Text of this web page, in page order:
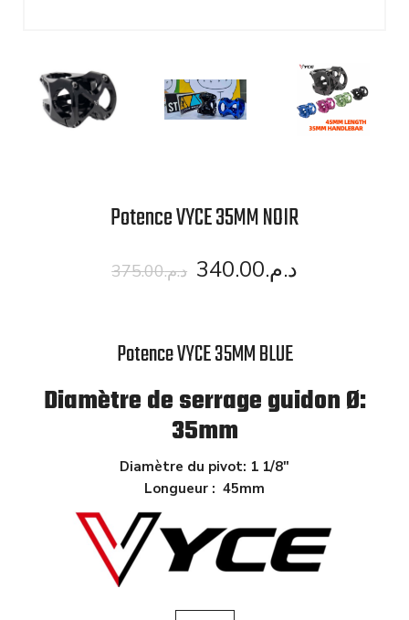
Potence VYCE 35MM NOIR
د.م.375.00 د.م.340.00
Potence VYCE 35MM BLUE
Diamètre de serrage guidon Ø:
35mm
Diamètre du pivot: 1 1/8″
Longueur : 45mm